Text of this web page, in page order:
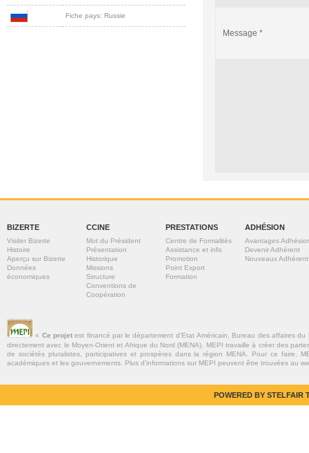
Fiche pays: Russie
Message *
BIZERTE
Visiter Bizerte
Histoire
Aperçu sur Bizerte
Données
économiques
CCINE
Mot du Président
Présentation
Historique
Missions
Structure
Conventions de
Coopération
PRESTATIONS
Centre de Formalités
Assistance et info
Promotion
Point Export
Formation
ADHÉSION
Avantages
Devenir Adhérent
Nouveaux
« Ce projetest financé par le département d’Etat Américain, Bureau des affaires
directement avec le Moyen-Orient et Afrique du Nord (MENA). MEPI travaille à créer des
de sociétés pluralistes, participatives et prospères dans la région MENA. Pour ce faire,
académiques et les gouvernements. Plus d’informations sur MEPI peuvent être trouvées au
POWERED BY STELFAIR